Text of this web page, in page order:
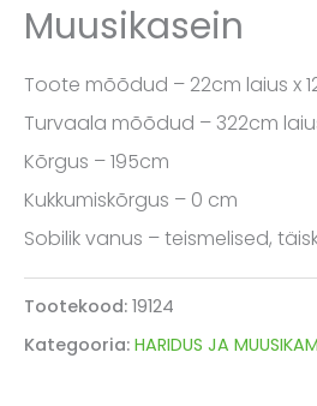
Muusikasein
Toote mõõdud – 22cm laius x
Turvaala mõõdud – 322cm
Kõrgus – 195cm
Kukkumiskõrgus – 0 cm
Sobilik vanus – teismelised,
Tootekood: 19124
Kategooria: HARIDUS JA